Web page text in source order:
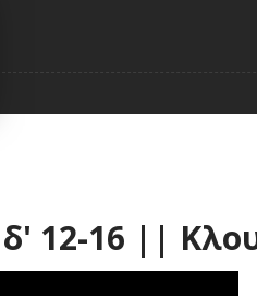
12-16 ||